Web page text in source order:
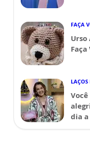
FAÇA
Faça
LAÇOS
dia a